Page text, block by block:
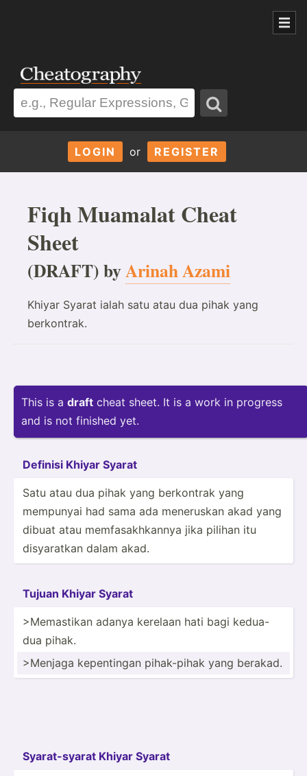
LOGIN or REGISTER
Fiqh Muamalat Cheat
Sheet
(DRAFT) byArinah Azami
Khiyar Syarat ialah satu atau dua pihak yang
berkontrak.
This is a draft cheat sheet. It is a work in progress
and is not finished yet.
Definisi Khiyar Syarat
Satu atau dua pihak yang berkontrak yang
mempunyai had sama ada meneruskan akad yang
dibuat atau memfas­akh­kannya jika pilihan itu
disyar­atkan dalam akad.
Tujuan Khiyar Syarat
>Me­mas­tikan adanya kerelaan hati bagi kedua-
dua pihak.
>Me­njaga kepent­ingan pihak-­pihak yang berakad.
Syarat­-syarat Khiyar Syarat